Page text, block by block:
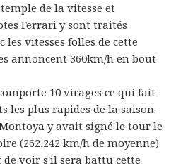
de la vitesse et
Ferrari y sont traités
les vitesses folles de cette
annoncent 360km/h en bout
10 virages ce qui fait
les plus rapides de la saison.
y avait signé le tour le
(262,242 km/h de moyenne)
voir s'il sera battu cette